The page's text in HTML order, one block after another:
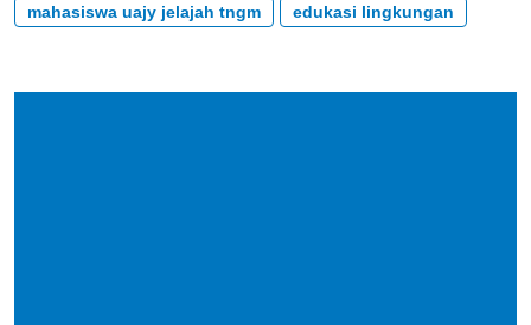
mahasiswa uajy jelajah tngm
edukasi lingkungan